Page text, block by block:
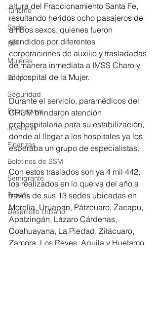
Turismo
Sader
DIF
Mujeres
Scop
Seguridad
Educativas
Juventud
Finanzas
Boletines de SSM
Semigrante
Proam
Desarrollo Urbano
altura del Fraccionamiento Santa Fe,
resultando heridos ocho pasajeros de
ambos sexos, quienes fueron
atendidos por diferentes
corporaciones de auxilio y trasladadas
de manera inmediata a IMSS Charo y
al Hospital de la Mujer.
Durante el servicio, paramédicos del
CRUM brindaron atención
prehospitalaria para su estabilización,
donde al llegar a los hospitales ya los
esperaba un grupo de especialistas.
Con estos traslados son ya 4 mil 442,
los realizados en lo que va del año a
través de sus 13 sedes ubicadas en
Morelia, Uruapan, Pátzcuaro, Zacapu,
Apatzingán, Lázaro Cárdenas,
Coahuayana, La Piedad, Zitácuaro,
Zamora, Los Reyes, Aquila y Huetamo.